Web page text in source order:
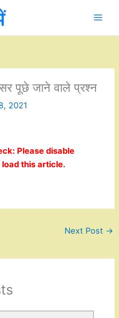
पूछे जाने वाले प्रश्न
2021
Please disable
this article.
Next Post →